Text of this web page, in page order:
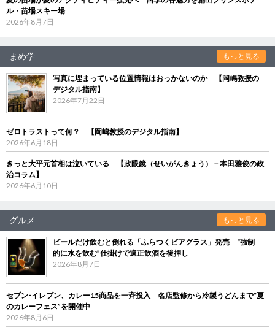
ル・苗場スキー場
2026年8月7日
まめ学 もっと見る
写真に埋まっている位置情報はおっかないのか 【岡嶋教授の
デジタル指南】
2026年7月22日
ゼロトラストって何？ 【岡嶋教授のデジタル指南】
2026年6月18日
きっと大平元首相は泣いている 【政眼鏡（せいがんきょう）－本田雅俊の政
治コラム】
2026年6月10日
グルメ もっと見る
ビールだけ飲むと倒れる「ふらつくビアグラス」発売 “強制
的に水を飲む”仕掛けで適正飲酒を後押し
2026年8月7日
セブン‐イレブン、カレー15商品を一斉投入 名店監修から冷製うどんまで“夏
のカレーフェス”を開催中
2026年8月6日